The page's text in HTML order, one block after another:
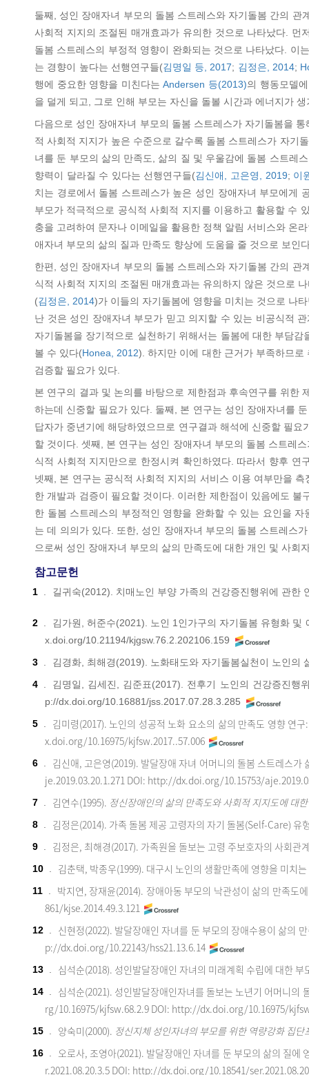
둘째, 성인 장애자녀 부모의 돌봄 스트레스와 자기돌봄 간의
사회적 지지의 조절된 매개효과가 유의한 것으로 나타났다.
돌봄 스트레스의 부정적 영향이 완화되는 것으로 나타났다. 이
는 경향이 높다는 선행연구들(김명일 등, 2017; 김정은, 2014;
행에 중요한 영향을 미친다는Andersen 등(2013)의 행동모델
을 덜게 되고, 그로 인해 부모는 자신을 돌볼 시간과 에너지가
다음으로 성인 장애자녀 부모의 돌봄 스트레스가 자기돌봄을
적 사회적 지지가 높은 수준으로 갈수록 돌봄 스트레스가 자기
녀를 둔 부모의 삶의 만족도, 삶의 질 및 우울감에 돌봄 스트레
향력이 달라질 수 있다는 선행연구들(김신애, 고은영, 2019; 이
치는 경로에서 돌봄 스트레스가 높은 성인 장애자녀 부모에게
부모가 적극적으로 공식적 사회적 지지를 이용하고 활용할 수
충을 고려하여 문자나 이메일을 활용한 정책 알림 서비스와 온
애자녀 부모의 삶의 질과 만족도 향상에 도움을 줄 것으로 보인
한편, 성인 장애자녀 부모의 돌봄 스트레스와 자기돌봄 간의
식적 사회적 지지의 조절된 매개효과는 유의하지 않은 것으로
(김정은, 2014)가 이들의 자기돌봄에 영향을 미치는 것으로 나
난 것은 성인 장애자녀 부모가 믿고 의지할 수 있는 비공식적
자기돌봄을 장기적으로 실천하기 위해서는 돌봄에 대한 부담
볼 수 있다(Honea, 2012). 하지만 이에 대한 근거가 부족하므
검증할 필요가 있다.
본 연구의 결과 및 논의를 바탕으로 제한점과 후속연구를 위한
하는데 신중할 필요가 있다. 둘째, 본 연구는 성인 장애자녀를
답자가 중년기에 해당하였으므로 연구결과 해석에 신중할 필
할 것이다. 셋째, 본 연구는 성인 장애자녀 부모의 돌봄 스트레
식적 사회적 지지만으로 한정시켜 확인하였다. 따라서 향후
넷째, 본 연구는 공식적 사회적 지지의 서비스 이용 여부만을
한 개발과 검증이 필요할 것이다. 이러한 제한점이 있음에도
한 돌봄 스트레스의 부정적인 영향을 완화할 수 있는 요인을
는 데 의의가 있다. 또한, 성인 장애자녀 부모의 돌봄 스트레스
으로써 성인 장애자녀 부모의 삶의 만족도에 대한 개인 및 사
참고문헌
1 길귀숙(2012). 치매노인 부양 가족의 건강증진행위에 관한
2
김가원, 허준수(2021). 노인 1인가구의 자기돌봄 유형화 및
x.doi.org/10.21194/kjgsw.76.2.202106.159
3
김경화, 최해경(2019). 노화태도와 자기돌봄실천이 노인의
4
김명일, 김세진, 김준표(2017). 전후기 노인의 건강증진행
p://dx.doi.org/10.16881/jss.2017.07.28.3.285
5
김미령(2017). 노인의 성공적 노화 요소의 삶의 만족도 영향 연
x.doi.org/10.16975/kjfsw.2017..57.006
6
김신애, 고은영(2019). 발달장애 자녀 어머니의 돌봄 스트레스
je.2019.03.20.1.271 DOI: http://dx.doi.org/10.15753/
7 김연수(1995). 정신장애인의 삶의 만족도와 사회적 지지도에 대
8 김정은(2014). 가족 돌봄 제공 고령자의 자기 돌봄(Self-Care) 유
9 김정은, 최해경(2017). 가족원을 돌보는 고령 주보호자의 사회
10 김춘택, 박종우(1999). 대구시 노인의 생활만족에 영향을 미치
11
박지연, 장재윤(2014). 장애아동 부모의 낙관성이 삶의 만족도
861/kjse.2014.49.3.121
12
신현정(2022). 발달장애인 자녀를 둔 부모의 장애수용이 삶의
p://dx.doi.org/10.22143/hss21.13.6.14
13 심석순(2018). 성인발달장애인 자녀의 미래계획 수립에 대한
14
심석순(2021). 성인발달장애인자녀를 돌보는 노년기 어머니
rg/10.16975/kjfsw.68.2.9 DOI: http://dx.doi.org/10.16975/
15 양숙미(2000). 정신지체 성인자녀의 부모를 위한 역량강화 집단
16
오로사, 조영아(2021). 발달장애인 자녀를 둔 부모의 삶의 질
r.2021.08.20.3.5 DOI: http://dx.doi.org/10.18541/